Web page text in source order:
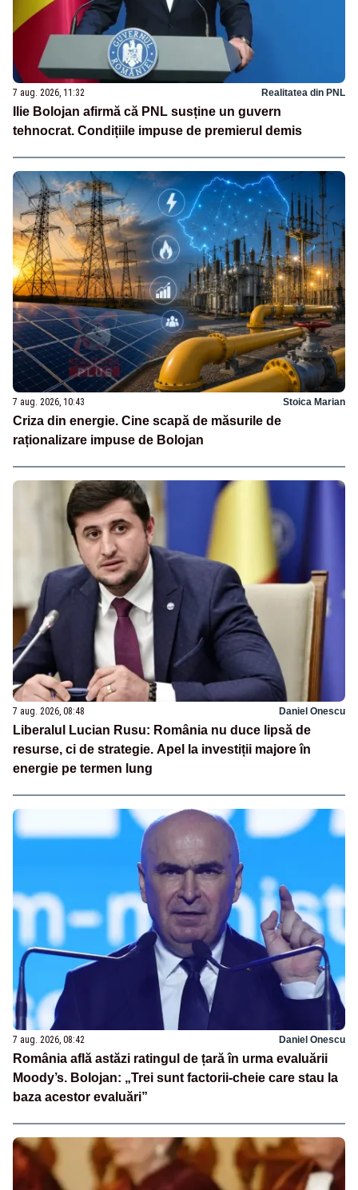
7 aug. 2026, 11:32 Realitatea din PNL
Ilie Bolojan afirmă că PNL susține un guvern
tehnocrat. Condițiile impuse de premierul demis
7 aug. 2026, 10:43 Stoica Marian
Criza din energie. Cine scapă de măsurile de
raționalizare impuse de Bolojan
7 aug. 2026, 08:48 Daniel Onescu
Liberalul Lucian Rusu: România nu duce lipsă de
resurse, ci de strategie. Apel la investiții majore în
energie pe termen lung
7 aug. 2026, 08:42 Daniel Onescu
România află astăzi ratingul de țară în urma evaluării
Moody’s. Bolojan: „Trei sunt factorii-cheie care stau la
baza acestor evaluări”